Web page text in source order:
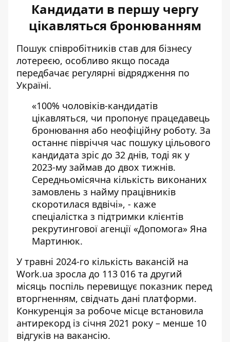
Кандидати в першу чергу
цікавляться бронюванням
Пошук співробітників став для бізнесу
лотереєю, особливо якщо посада
передбачає регулярні відрядження по
Україні.
«100% чоловіків-кандидатів
цікавляться, чи пропонує працедавець
бронювання або неофіційну роботу. За
останнє півріччя час пошуку цільового
кандидата зріс до 32 днів, тоді як у
2023-му займав до двох тижнів.
Середньомісячна кількість виконаних
замовлень з найму працівників
скоротилася вдвічі», - каже
спеціалістка з підтримки клієнтів
рекрутингової агенції «Допомога» Яна
Мартинюк.
У травні 2024-го кількість вакансій на
Work.ua зросла до 113 016 та другий
місяць поспіль перевищує показник перед
вторгненням, свідчать дані платформи.
Конкуренція за робоче місце встановила
антирекорд із січня 2021 року – менше 10
відгуків на вакансію.